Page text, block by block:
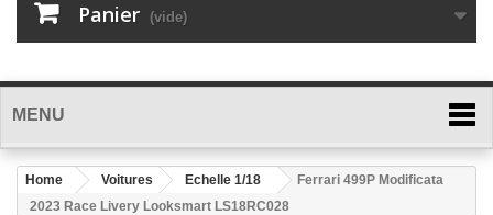
Panier (vide)
MENU
Home Voitures Echelle 1/18
Ferrari 499P Modificata
2023 Race Livery Looksmart LS18RC028